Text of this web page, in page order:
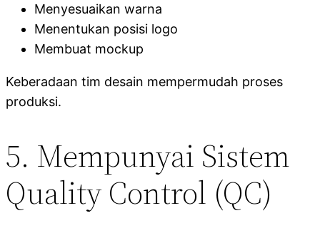
Menyesuaikan warna
Menentukan posisi logo
Membuat mockup
Keberadaan tim desain mempermudah proses
produksi.
5. Mempunyai Sistem
Quality Control (QC)